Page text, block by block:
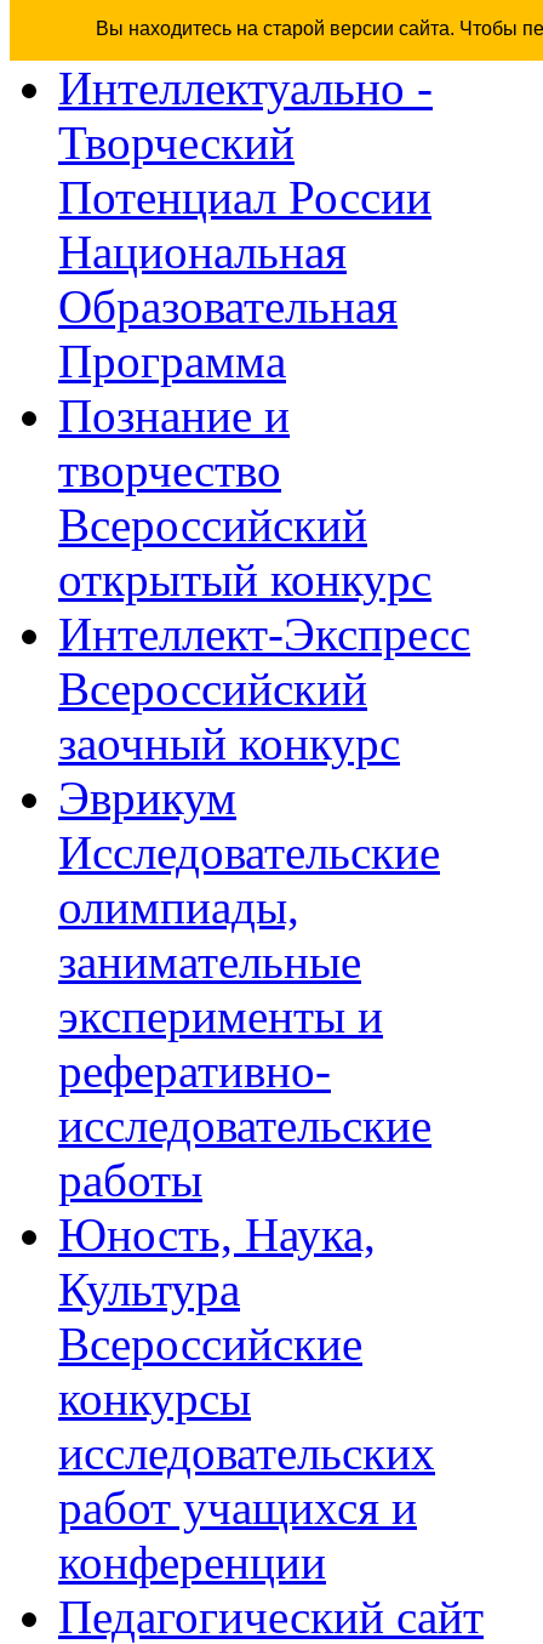
Вы находитесь на старой версии сайта. Чтобы
Интеллектуально -
Творческий
Потенциал России
Национальная
Образовательная
Программа
Познание и
творчество
Всероссийский
открытый конкурс
Интеллект-Экспресс
Всероссийский
заочный конкурс
Эврикум
Исследовательские
олимпиады,
занимательные
эксперименты и
реферативно-
исследовательские
работы
Юность, Наука,
Культура
Всероссийские
конкурсы
исследовательских
работ учащихся и
конференции
Педагогический сайт